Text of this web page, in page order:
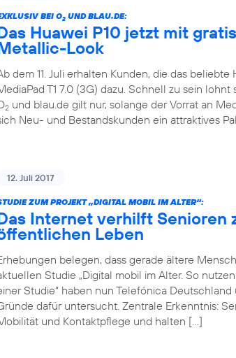
BEI O2 UND BLAU.DE:
Huawei P10 jetzt mit
Look
dem 11. Juli erhalten Kunden, die das
T1 7.0 (3G) dazu. Schnell zu sein
2 und blau.de gilt nur, solange der Vorrat an
Neu- und Bestandskunden ein attraktives
12. Juli 2017
ZUM PROJEKT „DIGITAL MOBIL IM ALTER“:
Internet verhilft Senioren
Leben
belegen, dass gerade ältere
Studie „Digital mobil im Alter. So
Studie“ haben nun Telefónica
dafür untersucht. Zentrale Erkenntnis:
und Kontaktpflege und halten […]